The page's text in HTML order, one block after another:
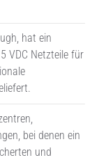
hat ein
VDC Netzteile für
bei denen ein
und